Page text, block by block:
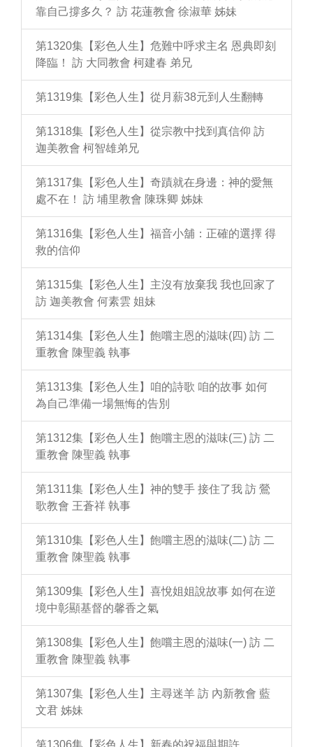
靠自己撐多久？ 訪 花蓮教會 徐淑華 姊妹
第1320集【彩色人生】危難中呼求主名 恩典即刻
降臨！ 訪 大同教會 柯建春 弟兄
第1319集【彩色人生】從月薪38元到人生翻轉
第1318集【彩色人生】從宗教中找到真信仰 訪
迦美教會 柯智雄弟兄
第1317集【彩色人生】奇蹟就在身邊：神的愛無
處不在！ 訪 埔里教會 陳珠卿 姊妹
第1316集【彩色人生】福音小舖：正確的選擇 得
救的信仰
第1315集【彩色人生】主沒有放棄我 我也回家了
訪 迦美教會 何素雲 姐妹
第1314集【彩色人生】飽嚐主恩的滋味(四) 訪 二
重教會 陳聖義 執事
第1313集【彩色人生】咱的詩歌 咱的故事 如何
為自己準備一場無悔的告別
第1312集【彩色人生】飽嚐主恩的滋味(三) 訪 二
重教會 陳聖義 執事
第1311集【彩色人生】神的雙手 接住了我 訪 鶯
歌教會 王蒼祥 執事
第1310集【彩色人生】飽嚐主恩的滋味(二) 訪 二
重教會 陳聖義 執事
第1309集【彩色人生】喜悅姐姐說故事 如何在逆
境中彰顯基督的馨香之氣
第1308集【彩色人生】飽嚐主恩的滋味(一) 訪 二
重教會 陳聖義 執事
第1307集【彩色人生】主尋迷羊 訪 內新教會 藍
文君 姊妹
第1306集【彩色人生】新春的祝福與期許